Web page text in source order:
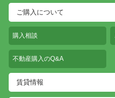
ご購入について
購入相談
不動産購入のQ&A
賃貸情報